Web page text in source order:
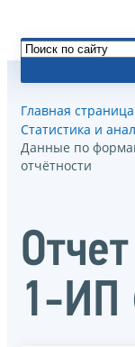
Главная страница
Статистика и
Данные по
отчётности
1-ИП